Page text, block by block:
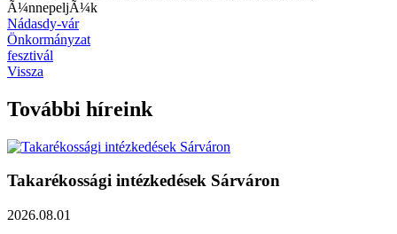
Nádasdy-vár
Önkormányzat
fesztivál
Vissza
További híreink
Takarékossági intézkedések Sárváron
2026.08.01